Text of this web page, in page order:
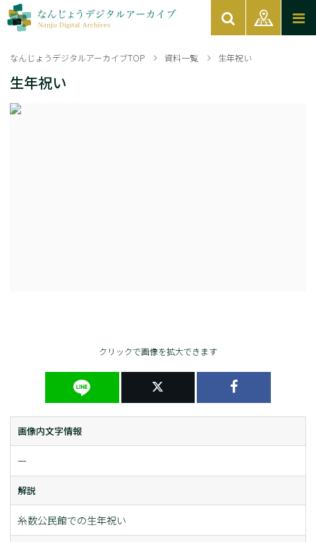
なんじょうデジタルアーカイブTOP 資料一覧 生年祝い
生年祝い
クリックで画像を拡大できます
画像内文字情報
ー
解説
糸数公民館での生年祝い